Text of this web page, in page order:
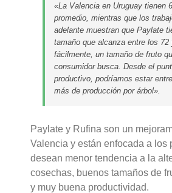
«La Valencia en Uruguay tienen
promedio, mientras que los
adelante muestran que Paylate
tamaño que alcanza entre los 72
fácilmente, un tamaño de fruto
consumidor busca. Desde el
productivo, podríamos estar
más de producción por árbol».
Paylate y Rufina son un
Valencia y están enfocada a los
desean menor tendencia a la
cosechas, buenos tamaños de
y muy buena productividad.